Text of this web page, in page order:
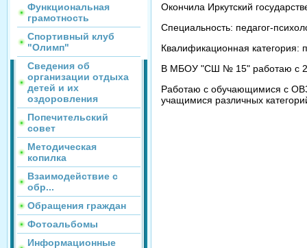
Функциональная
грамотность
Спортивный клуб
"Олимп"
Сведения об
организации отдыха
детей и их
оздоровления
Попечительский
совет
Методическая
копилка
Взаимодействие с
обр...
Обращения граждан
Фотоальбомы
Информационные
Окончила Иркутский
Специальность: педагог-
Квалификационная категория:
В МБОУ "СШ № 15" работаю с
Работаю с обучающимися с
учащимися различных